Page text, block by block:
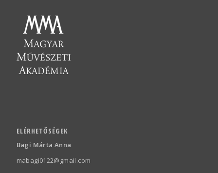
ELÉRHETŐSÉGEK
Bagi Márta Anna
mabagi0122@gmail.com